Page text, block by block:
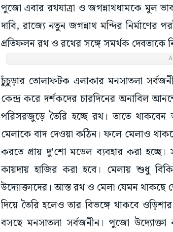
পুজো এবার রথযাত্রা ও জগন্নাথধামকে মূল
দাবি, রাজ্যে নতুন জগন্নাথ মন্দির
প্রতিফলন রথ ও রথের সঙ্গে সমর্থক দেবতাকে
চুঁচুড়ার তোলাফটক এলাকার মনসাতলা
কেন্দ্র করে দর্শকদের চারদিনের অনাবিল
পরিসরজুড়ে তৈরি হচ্ছে রথ। তাতে
মেলাকে বাদ দেওয়া কঠিন। ফলে মেলাও
করতে প্রায় দু’শো মডেল ব্যবহার করা হচ্ছে।
কায়দায় হাজির করা হবে। মেলায় শুধু
উদ্যোক্তাদের। আস্ত রথ ও মেলা যেমন থাকছে
দিয়ে তৈরি হলেও তার বিভঙ্গে থাকবে
বসছে মনসাতলা সর্বজনীন। পুজো